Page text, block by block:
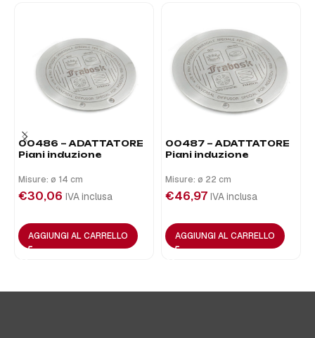
00486 – ADATTATORE
Piani induzione
Misure: ø 14 cm
€30,06 IVA inclusa
AGGIUNGI AL CARRELLO
00487 – ADATTATORE
Piani induzione
Misure: ø 22 cm
€46,97 IVA inclusa
AGGIUNGI AL CARRELLO